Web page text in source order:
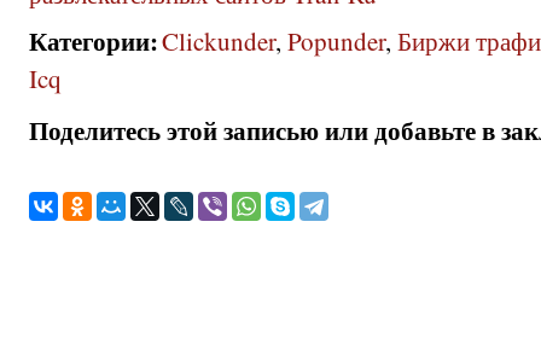
Категории:Clickunder,Popunder,Биржи
Icq
Поделитесь этой записью или добавьте в